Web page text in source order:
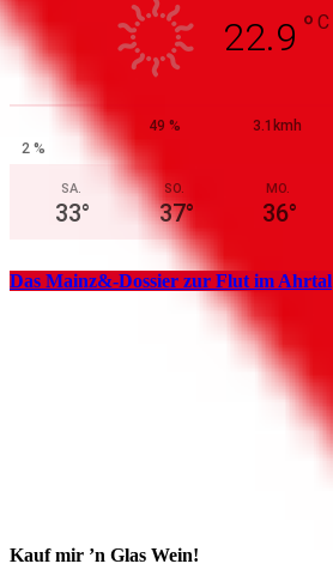
22.9 ° C
49 %
3.1kmh
2 %
SA.
33°
SO.
37°
MO.
36°
Das Mainz&-Dossier zur Flut im Ahrtal
Kauf mir ’n Glas Wein!